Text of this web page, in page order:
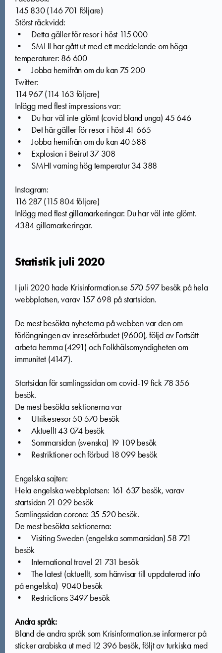
145 830 (146 701 följare)
Störst räckvidd:
• Detta gäller för resor i höst 115 000
• SMHI har gått ut med ett meddelande om höga
temperaturer: 86 600
• Jobba hemifrån om du kan 75 200
Twitter:
114 967 (114 163 följare)
Inlägg med flest impressions var:
• Du har väl inte glömt (covid bland unga) 45 646
• Det här gäller för resor i höst 41 665
• Jobba hemifrån om du kan 40 588
• Explosion i Beirut 37 308
• SMHI varning hög temperatur 34 388
Instagram:
116 287 (115 804 följare)
Inlägg med flest gillamarkeringar: Du har väl inte glömt.
4384 gillamarkeringar.
Statistik juli 2020
I juli 2020 hade Krisinformation.se 570 597 besök på hela
webbplatsen, varav 157 698 på startsidan.
De mest besökta nyheterna på webben var den om
förlängningen av inreseförbudet (9600), följd av Fortsätt
arbeta hemma (4291) och Folkhälsomyndigheten om
immunitet (4147).
Startsidan för samlingssidan om covid-19 fick 78 356
besök.
De mest besökta sektionerna var
• Utrikesresor 50 570 besök
• Aktuellt 43 074 besök
• Sommarsidan (svenska) 19 109 besök
• Restriktioner och förbud 18 099 besök
Engelska sajten:
Hela engelska webbplatsen: 161 637 besök, varav
startsidan 21 029 besök
Samlingssidan corona: 35 520 besök.
De mest besökta sektionerna:
• Visiting Sweden (engelska sommarsidan) 58 721
besök
• International travel 21 731 besök
• The latest (aktuellt, som hänvisar till uppdaterad info
på engelska) 9040 besök
• Restrictions 3497 besök
Andra språk:
Bland de andra språk som Krisinformation.se informerar på
sticker arabiska ut med 12 396 besök, följt av turkiska med